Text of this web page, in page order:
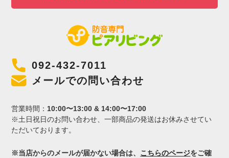
092-432-7011
メールでの問い合わせ
営業時間：10:00〜13:00 & 14:00〜17:00
※土日祝日のお問い合わせ、一部商品の発送はお休みさせてい
ただいております。
※当店からのメールが届かない場合は、 こちらのページをご確